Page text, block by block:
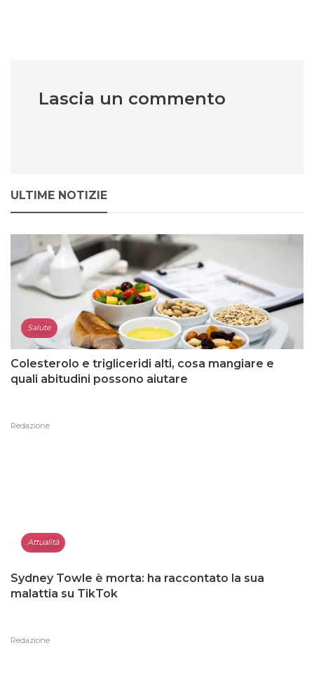
Lascia un commento
ULTIME NOTIZIE
Salute
Colesterolo e trigliceridi alti, cosa mangiare e
quali abitudini possono aiutare
Redazione
Attualità
Sydney Towle è morta: ha raccontato la sua
malattia su TikTok
Redazione